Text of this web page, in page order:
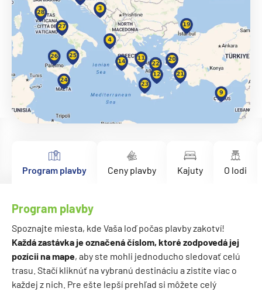
Program plavby Ceny plavby Kajuty O lodi
Program plavby
Spoznajte miesta, kde Vaša loď počas plavby zakotví!
Každá zastávka je označená číslom, ktoré zodpovedá jej
pozícii na mape, aby ste mohli jednoducho sledovať celú
trasu. Stačí kliknúť na vybranú destináciu a zistíte viac o
každej z nich. Pre ešte lepší prehľad si môžete celý